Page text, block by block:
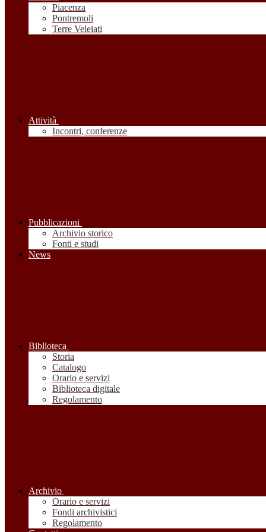
Piacenza
Pontremoli
Terre Veleiati
Attività
Incontri, conferenze
Pubblicazioni
Archivio storico
Fonti e studi
News
Biblioteca
Storia
Catalogo
Orario e servizi
Biblioteca digitale
Regolamento
Archivio
Orario e servizi
Fondi archivistici
Regolamento